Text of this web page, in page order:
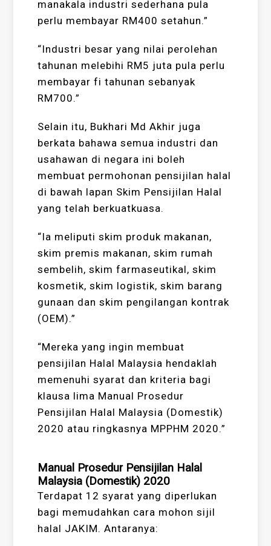
manakala industri sederhana pula
perlu membayar RM400 setahun.”
“Industri besar yang nilai perolehan
tahunan melebihi RM5 juta pula perlu
membayar fi tahunan sebanyak
RM700.”
Selain itu, Bukhari Md Akhir juga
berkata bahawa semua industri dan
usahawan di negara ini boleh
membuat permohonan pensijilan halal
di bawah lapan Skim Pensijilan Halal
yang telah berkuatkuasa.
“Ia meliputi skim produk makanan,
skim premis makanan, skim rumah
sembelih, skim farmaseutikal, skim
kosmetik, skim logistik, skim barang
gunaan dan skim pengilangan kontrak
(OEM).”
“Mereka yang ingin membuat
pensijilan Halal Malaysia hendaklah
memenuhi syarat dan kriteria bagi
klausa lima Manual Prosedur
Pensijilan Halal Malaysia (Domestik)
2020 atau ringkasnya MPPHM 2020.”
Manual Prosedur Pensijilan Halal
Malaysia (Domestik) 2020
Terdapat 12 syarat yang diperlukan
bagi memudahkan cara mohon sijil
halal JAKIM. Antaranya: